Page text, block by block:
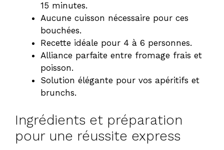
15 minutes.
Aucune cuisson nécessaire pour ces
bouchées.
Recette idéale pour 4 à 6 personnes.
Alliance parfaite entre fromage frais et
poisson.
Solution élégante pour vos apéritifs et
brunchs.
Ingrédients et préparation
pour une réussite express